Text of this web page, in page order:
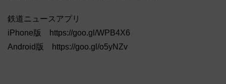
鉄道ニュースアプリ
iPhone版 https://goo.gl/WPB4X6
Android版 https://goo.gl/o5yNZv